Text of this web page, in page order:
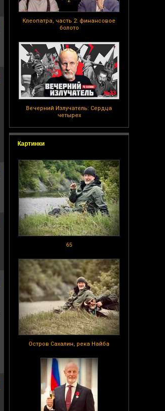
Клеопатра, часть 2: финансовое
болото
Вечерний Излучатель: Сердца
четырех
Картинки
65
Остров Сахалин, река Найба